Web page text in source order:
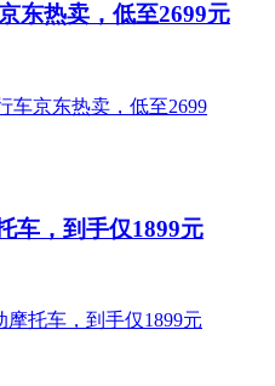
东热卖，低至2699元
车，到手仅1899元